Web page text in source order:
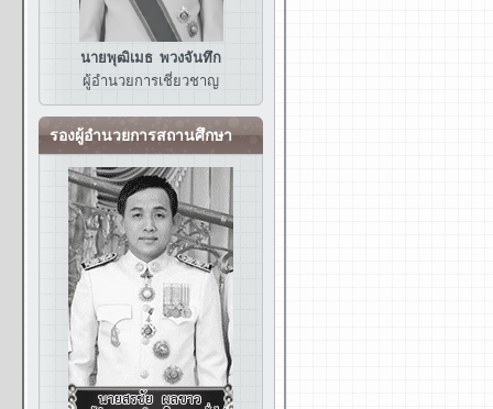
นายพุฒิเมธ พวงจันทึก
ผู้อำนวยการเชี่ยวชาญ
รองผู้อำนวยการสถานศึกษา